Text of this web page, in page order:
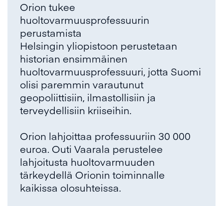
Orion tukee
huoltovarmuusprofessuurin
perustamista
Helsingin yliopistoon perustetaan
historian ensimmäinen
huoltovarmuusprofessuuri, jotta Suomi
olisi paremmin varautunut
geopoliittisiin, ilmastollisiin ja
terveydellisiin kriiseihin.
Orion lahjoittaa professuuriin 30 000
euroa. Outi Vaarala perustelee
lahjoitusta huoltovarmuuden
tärkeydellä Orionin toiminnalle
kaikissa olosuhteissa.